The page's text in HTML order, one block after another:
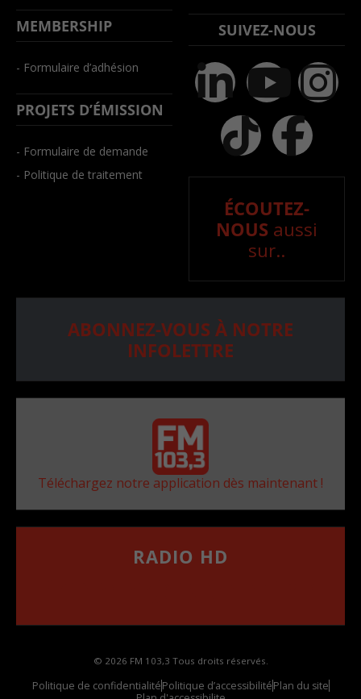
MEMBERSHIP
- Formulaire d’adhésion
PROJETS D’ÉMISSION
- Formulaire de demande
- Politique de traitement
SUIVEZ-NOUS
ÉCOUTEZ-
NOUS aussi
sur..
ABONNEZ-VOUS À NOTRE
INFOLETTRE
Téléchargez notre application dès maintenant !
RADIO HD
© 2026 FM 103,3 Tous droits réservés.
Politique de confidentialitéPolitique d’accessibilitéPlan du site